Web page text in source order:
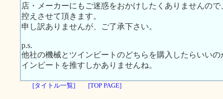
店・メーカーにもご迷惑をおかけしたくありませんの
控えさせて頂きます。
申し訳ありませんが、ご了承下さい。
p.s.
他社の機械とツインビートのどちらを購入したらいい
インビートを推すしかありませんね。
[タイトル一覧] [TOP PAGE]